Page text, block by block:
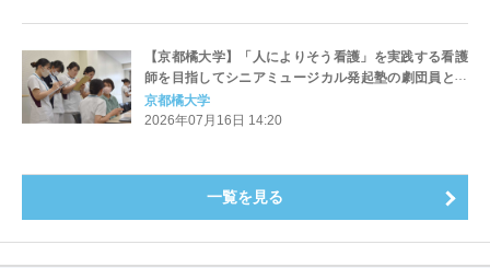
【京都橘大学】「人によりそう看護」を実践する看護
師を目指してシニアミュージカル発起塾の劇団員と連
携した現場演習を実施
京都橘大学
2026年07月16日 14:20
一覧を見る